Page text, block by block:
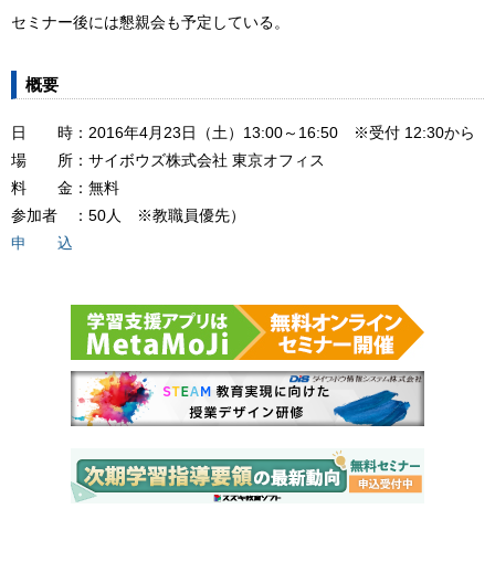
セミナー後には懇親会も予定している。
概要
日 時：2016年4月23日（土）13:00～16:50 ※受付 12:30から
場 所：サイボウズ株式会社 東京オフィス
料 金：無料
参加者 ：50人 ※教職員優先）
申 込